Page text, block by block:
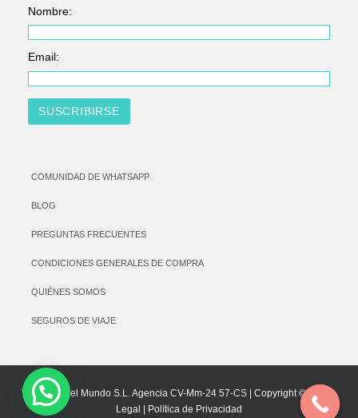
Nombre:
Email:
COMUNIDAD DE WHATSAPP
BLOG
PREGUNTAS FRECUENTES
CONDICIONES GENERALES DE COMPRA
QUIÉNES SOMOS
SEGUROS DE VIAJE
Vamos por el Mundo S.L. Agencia CV-Mm-24 57-CS | Copyright © | Aviso
Legal | Política de Privacidad